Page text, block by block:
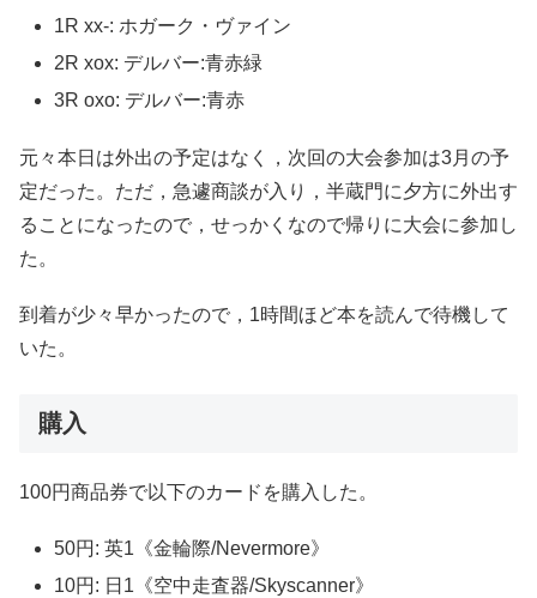
1R xx-: ホガーク・ヴァイン
2R xox: デルバー:青赤緑
3R oxo: デルバー:青赤
元々本日は外出の予定はなく，次回の大会参加は3月の予
定だった。ただ，急遽商談が入り，半蔵門に夕方に外出す
ることになったので，せっかくなので帰りに大会に参加し
た。
到着が少々早かったので，1時間ほど本を読んで待機して
いた。
購入
100円商品券で以下のカードを購入した。
50円: 英1《金輪際/Nevermore》
10円: 日1《空中走査器/Skyscanner》